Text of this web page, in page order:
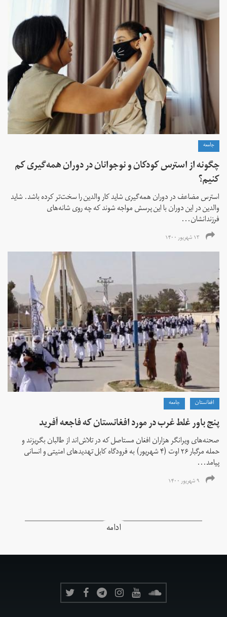
جامعه
چگونه از استرس کودکان و نوجوانان در دوران همه‌گیری کم
کنیم؟
استرس مضاعف در دوران همه‌گیری شاید کار والدین را سخت‌تر کرده باشد. شاید
والدین در این دوران با این پرسش مواجه شوند که چه روی شانه‌های
فرزندانشان...
۱۳ شهریور ۱۴۰۰
افغانستان جامعه
پنج باور غلط غرب در مورد افغانستان که فاجعه آفرید
صحنه‌های ویرانگر هزاران افغان مستاصل که در تلاش‌اند از طالبان بگریزند و
حمله مرگبار ۲۶ اوت (۴ شهریور) به فرودگاه کابل تهدیدهای امنیتی و انسانی
پیامد...
۹ شهریور ۱۴۰۰
ادامه